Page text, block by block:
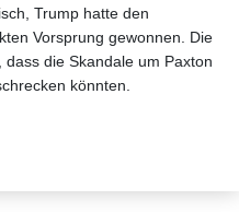
Trump hatte den
Vorsprung gewonnen. Die
die Skandale um Paxton
könnten.